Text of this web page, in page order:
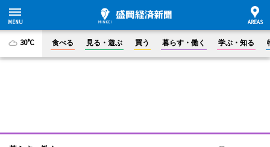
30°C 食べる 見る・遊ぶ 買う 暮らす・働く 学ぶ・知る